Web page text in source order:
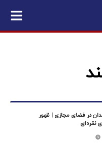
در فضای مجازی | ظهور
نقره‌ای